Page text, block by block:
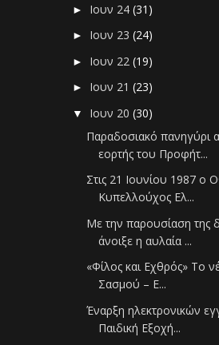
► Ιουν 24(31)
► Ιουν 23(24)
► Ιουν 22(19)
► Ιουν 21(23)
▼ Ιουν 20(30)
Παραδοσιακό πανηγύρι
εορτής του Προφήτ...
Στις 21 Ιουνίου 1987 ο
Κυπελλούχος Ελ...
Με την παρουσίαση της
άνοιξε η αυλαία ...
«Φίλος και Εχθρός» To
Σασμού – Ε...
Έναρξη ηλεκτρονικών
Παιδική Εξοχή...